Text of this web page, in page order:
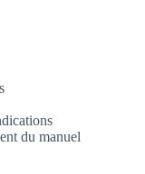
du manuel